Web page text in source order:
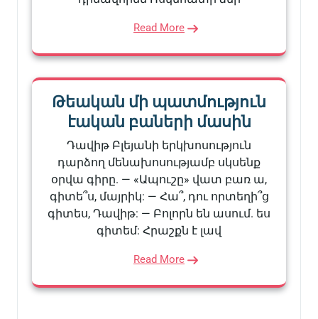
Read More
Թեական մի պատմություն
էական բաների մասին
Դավիթ Բլեյանի երկխոսություն
դարձող մենախոսությամբ սկսենք
օրվա գիրը. — «Ապուշը» վատ բառ ա,
գիտե՞ս, մայրիկ: — Հա՞, դու որտեղի՞ց
գիտես, Դավիթ: — Բոլորն են ասում. ես
գիտեմ: Հրաշքն է լավ
Read More